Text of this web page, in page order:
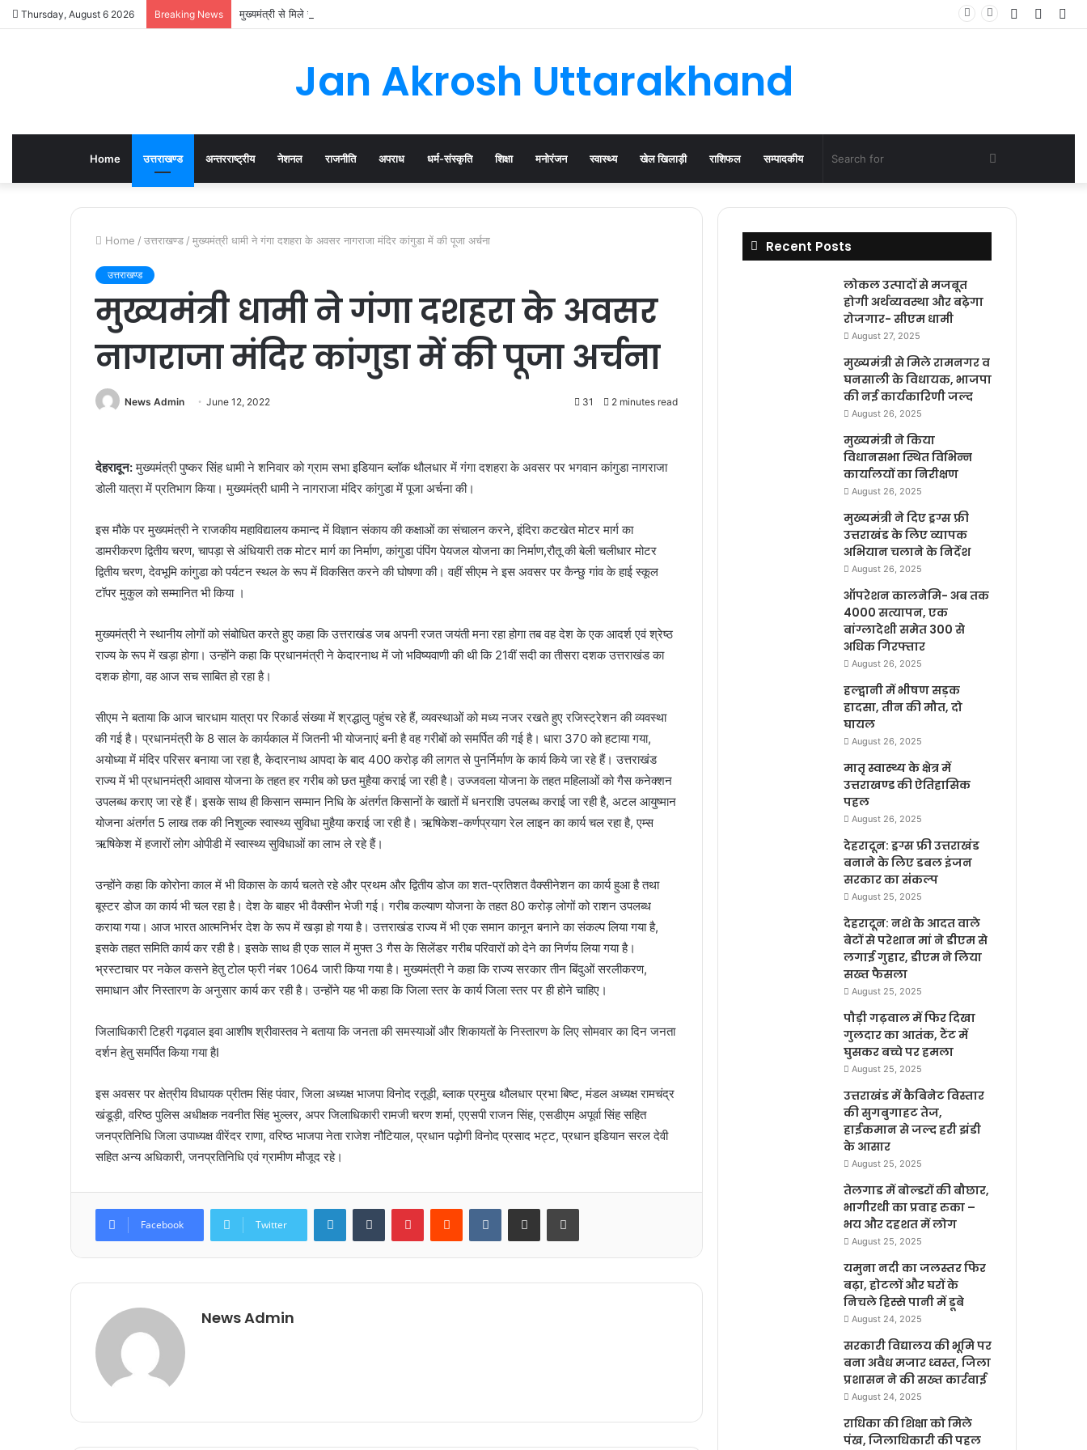
Thursday, August 6 2026 Breaking News मुख्यमंत्री से मिले रामनगर व घनसाली के विधायक, भाजपा की नई कार्यकारिणी जल्द
Log
Jan Akrosh Uttarakhand
Home उत्तराखण्ड अन्तरराष्ट्रीय नेशनल राजनीति अपराध धर्म-संस्कृति शिक्षा मनोरंजन स्वास्थ्य खेल खिलाड़ी राशिफल सम्पादकीय
for
Home / उत्तराखण्ड / मुख्यमंत्री धामी ने गंगा दशहरा के अवसर नागराजा मंदिर कांगुडा में की पूजा अर्चना
उत्तराखण्ड
मुख्यमंत्री धामी ने गंगा दशहरा के अवसर
नागराजा मंदिर कांगुडा में की पूजा अर्चना
News Admin June 12, 2022 31 2 minutes read
देहरादून:मुख्यमंत्री पुष्कर सिंह धामी ने शनिवार को ग्राम सभा इडियान ब्लॉक थौलधार में गंगा दशहरा के अवसर पर भगवान कांगुडा नागराजा
डोली यात्रा में प्रतिभाग किया। मुख्यमंत्री धामी ने नागराजा मंदिर कांगुडा में पूजा अर्चना की।
इस मौके पर मुख्यमंत्री ने राजकीय महाविद्यालय कमान्द में विज्ञान संकाय की कक्षाओं का संचालन करने, इंदिरा कटखेत मोटर मार्ग का
डामरीकरण द्वितीय चरण, चापड़ा से अंधियारी तक मोटर मार्ग का निर्माण, कांगुडा पंपिंग पेयजल योजना का निर्माण,रौतू की बेली चलीधार मोटर
द्वितीय चरण, देवभूमि कांगुडा को पर्यटन स्थल के रूप में विकसित करने की घोषणा की। वहीं सीएम ने इस अवसर पर कैन्छु गांव के हाई स्कूल
टॉपर मुकुल को सम्मानित भी किया ।
मुख्यमंत्री ने स्थानीय लोगों को संबोधित करते हुए कहा कि उत्तराखंड जब अपनी रजत जयंती मना रहा होगा तब वह देश के एक आदर्श एवं श्रेष्ठ
राज्य के रूप में खड़ा होगा। उन्होंने कहा कि प्रधानमंत्री ने केदारनाथ में जो भविष्यवाणी की थी कि 21वीं सदी का तीसरा दशक उत्तराखंड का
दशक होगा, वह आज सच साबित हो रहा है।
सीएम ने बताया कि आज चारधाम यात्रा पर रिकार्ड संख्या में श्रद्धालु पहुंच रहे हैं, व्यवस्थाओं को मध्य नजर रखते हुए रजिस्ट्रेशन की व्यवस्था
की गई है। प्रधानमंत्री के 8 साल के कार्यकाल में जितनी भी योजनाएं बनी है वह गरीबों को समर्पित की गई है। धारा 370 को हटाया गया,
अयोध्या में मंदिर परिसर बनाया जा रहा है, केदारनाथ आपदा के बाद 400 करोड़ की लागत से पुनर्निर्माण के कार्य किये जा रहे हैं। उत्तराखंड
राज्य में भी प्रधानमंत्री आवास योजना के तहत हर गरीब को छत मुहैया कराई जा रही है। उज्जवला योजना के तहत महिलाओं को गैस कनेक्शन
उपलब्ध कराए जा रहे हैं। इसके साथ ही किसान सम्मान निधि के अंतर्गत किसानों के खातों में धनराशि उपलब्ध कराई जा रही है, अटल आयुष्मान
योजना अंतर्गत 5 लाख तक की निशुल्क स्वास्थ्य सुविधा मुहैया कराई जा रही है। ऋषिकेश-कर्णप्रयाग रेल लाइन का कार्य चल रहा है, एम्स
ऋषिकेश में हजारों लोग ओपीडी में स्वास्थ्य सुविधाओं का लाभ ले रहे हैं।
उन्होंने कहा कि कोरोना काल में भी विकास के कार्य चलते रहे और प्रथम और द्वितीय डोज का शत-प्रतिशत वैक्सीनेशन का कार्य हुआ है तथा
बूस्टर डोज का कार्य भी चल रहा है। देश के बाहर भी वैक्सीन भेजी गई। गरीब कल्याण योजना के तहत 80 करोड़ लोगों को राशन उपलब्ध
कराया गया। आज भारत आत्मनिर्भर देश के रूप में खड़ा हो गया है। उत्तराखंड राज्य में भी एक समान कानून बनाने का संकल्प लिया गया है,
इसके तहत समिति कार्य कर रही है। इसके साथ ही एक साल में मुफ्त 3 गैस के सिलेंडर गरीब परिवारों को देने का निर्णय लिया गया है।
भ्रस्टाचार पर नकेल कसने हेतु टोल फ्री नंबर 1064 जारी किया गया है। मुख्यमंत्री ने कहा कि राज्य सरकार तीन बिंदुओं सरलीकरण,
समाधान और निस्तारण के अनुसार कार्य कर रही है। उन्होंने यह भी कहा कि जिला स्तर के कार्य जिला स्तर पर ही होने चाहिए।
जिलाधिकारी टिहरी गढ़वाल इवा आशीष श्रीवास्तव ने बताया कि जनता की समस्याओं और शिकायतों के निस्तारण के लिए सोमवार का दिन जनता
दर्शन हेतु समर्पित किया गया हैI
इस अवसर पर क्षेत्रीय विधायक प्रीतम सिंह पंवार, जिला अध्यक्ष भाजपा विनोद रतूड़ी, ब्लाक प्रमुख थौलधार प्रभा बिष्ट, मंडल अध्यक्ष रामचंद्र
खंडूड़ी, वरिष्ठ पुलिस अधीक्षक नवनीत सिंह भुल्लर, अपर जिलाधिकारी रामजी चरण शर्मा, एएसपी राजन सिंह, एसडीएम अपूर्वा सिंह सहित
जनप्रतिनिधि जिला उपाध्यक्ष वीरेंदर राणा, वरिष्ठ भाजपा नेता राजेश नौटियाल, प्रधान पढ़ोगी विनोद प्रसाद भट्ट, प्रधान इडियान सरल देवी
सहित अन्य अधिकारी, जनप्रतिनिधि एवं ग्रामीण मौजूद रहे।
Facebook Twitter
LinkedInTumblr PinterestReddit VKontakteShare via Email Print
News Admin
Recent Posts
लोकल उत्पादों से मजबूत
होगी अर्थव्यवस्था और बढ़ेगा
रोजगार- सीएम धामी
August 27, 2025
मुख्यमंत्री से मिले रामनगर व
घनसाली के विधायक, भाजपा
की नई कार्यकारिणी जल्द
August 26, 2025
मुख्यमंत्री ने किया
विधानसभा स्थित विभिन्न
कार्यालयों का निरीक्षण
August 26, 2025
मुख्यमंत्री ने दिए ड्रग्स फ्री
उत्तराखंड के लिए व्यापक
अभियान चलाने के निर्देश
August 26, 2025
ऑपरेशन कालनेमि- अब तक
4000 सत्यापन, एक
बांग्लादेशी समेत 300 से
अधिक गिरफ्तार
August 26, 2025
हल्द्वानी में भीषण सड़क
हादसा, तीन की मौत, दो
घायल
August 26, 2025
मातृ स्वास्थ्य के क्षेत्र में
उत्तराखण्ड की ऐतिहासिक
पहल
August 26, 2025
देहरादून: ड्रग्स फ्री उत्तराखंड
बनाने के लिए डबल इंजन
सरकार का संकल्प
August 25, 2025
देहरादून: नशे के आदत वाले
बेटों से परेशान मां ने डीएम से
लगाई गुहार, डीएम ने लिया
सख्त फैसला
August 25, 2025
पौड़ी गढ़वाल में फिर दिखा
गुलदार का आतंक, टैंट में
घुसकर बच्चे पर हमला
August 25, 2025
उत्तराखंड में कैबिनेट विस्तार
की सुगबुगाहट तेज,
हाईकमान से जल्द हरी झंडी
के आसार
August 25, 2025
तेलगाड में बोल्डरों की बौछार,
भागीरथी का प्रवाह रुका –
भय और दहशत में लोग
August 25, 2025
यमुना नदी का जलस्तर फिर
बढ़ा, होटलों और घरों के
निचले हिस्से पानी में डूबे
August 24, 2025
सरकारी विद्यालय की भूमि पर
बना अवैध मजार ध्वस्त, जिला
प्रशासन ने की सख्त कार्रवाई
August 24, 2025
राधिका की शिक्षा को मिले
पंख, जिलाधिकारी की पहल